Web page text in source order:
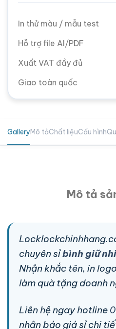
In thử màu / mẫu test
Hỗ trợ file AI/PDF
Xuất VAT đầy đủ
Giao toàn quốc
GalleryMô tảChất liệuCấu hình
Mô tả
chuyên sỉbình giữ
Nhận khắc tên, in
làm quà tặng doanh
Liên hệ ngay hotline
nhận báo giá sỉ chi